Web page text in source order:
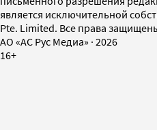
является исключительной
Pte. Limited. Все права
AO «АС Рус Медиа» · 2026
16+